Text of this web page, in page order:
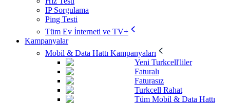
IP Sorgulama
Ping Testi
Tüm Ev İnterneti ve TV+
Kampanyalar
Mobil & Data Hattı Kampanyaları
Yeni Turkcell'liler
Faturalı
Faturasız
Turkcell Rahat
Tüm Mobil & Data Hattı